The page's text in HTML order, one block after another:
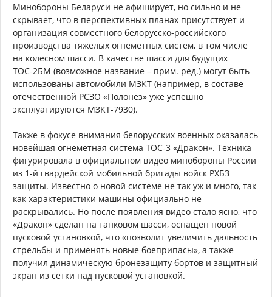
Минобороны Беларуси не афиширует, но сильно и не
скрывает, что в перспективных планах присутствует и
организация совместного белорусско-российского
производства тяжелых огнеметных систем, в том числе
на колесном шасси. В качестве шасси для будущих
ТОС-2БМ (возможное название – прим. ред.) могут быть
использованы автомобили МЗКТ (например, в составе
отечественной РСЗО «Полонез» уже успешно
эксплуатируются МЗКТ-7930).
Также в фокусе внимания белорусских военных оказалась
новейшая огнеметная система ТОС-3 «Дракон». Техника
фигурировала в официальном видео минобороны России
из 1-й гвардейской мобильной бригады войск РХБЗ
защиты. Известно о новой системе не так уж и много, так
как характеристики машины официально не
раскрывались. Но после появления видео стало ясно, что
«Дракон» сделан на танковом шасси, оснащен новой
пусковой установкой, что «позволит увеличить дальность
стрельбы и применять новые боеприпасы», а также
получил динамическую бронезащиту бортов и защитный
экран из сетки над пусковой установкой.